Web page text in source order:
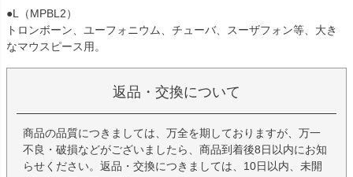
●L（MPBL2）
トロンボーン、ユーフォニウム、チューバ、スーザフォン等、大き
なマウスピース用。
返品・交換について
商品の品質につきましては、万全を期しておりますが、万一
不良・破損などがございましたら、商品到着後8日以内にお知
らせください。返品・交換につきましては、10日以内、未開